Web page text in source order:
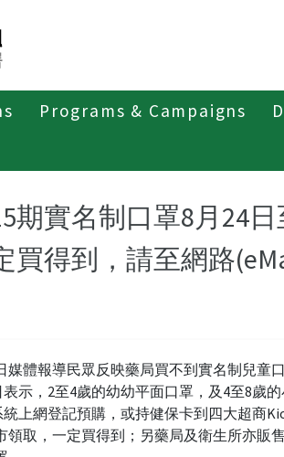
Programs & Campaigns
期實名制口罩8月24
買得到，請至網路
媒體報導民眾反映藥局買不到實名制兒童
表示，2至4歲的幼幼平面口罩，及4至8歲
統上網登記預購，或持健保卡到四大超商
領取，一定買得到；另藥局及衛生所亦販